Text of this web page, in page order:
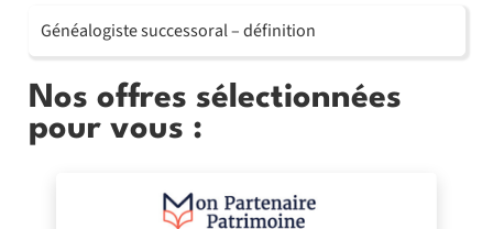
Généalogiste successoral – définition
Nos offres sélectionnées
pour vous :